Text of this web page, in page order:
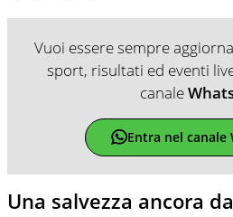
Vuoi essere sempre
sport, risultati ed eventi
canale
Entra nel canale
Una salvezza ancora